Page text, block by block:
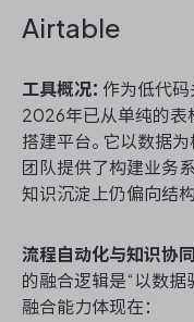
Airtable
工具概况： 作为低代码
2026年已从单纯的表
搭建平台。它以数据
团队提供了构建业务
知识沉淀上仍偏向结构
流程自动化与知识协
的融合逻辑是“以数据
融合能力体现在：